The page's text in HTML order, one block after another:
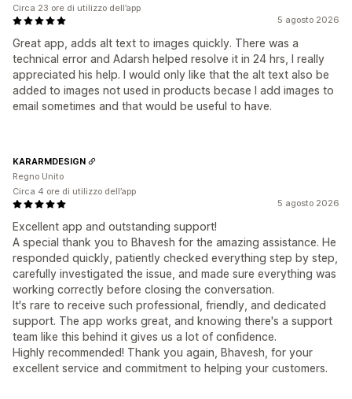
5 agosto 2026
Great app, adds alt text to images quickly. There was a
technical error and Adarsh helped resolve it in 24 hrs, I really
appreciated his help. I would only like that the alt text also be
added to images not used in products becase I add images to
email sometimes and that would be useful to have.
Circa 23 ore di utilizzo dell’app
5 agosto 2026
Excellent app and outstanding support!
A special thank you to Bhavesh for the amazing assistance. He
responded quickly, patiently checked everything step by step,
carefully investigated the issue, and made sure everything was
working correctly before closing the conversation.
It's rare to receive such professional, friendly, and dedicated
support. The app works great, and knowing there's a support
team like this behind it gives us a lot of confidence.
Highly recommended! Thank you again, Bhavesh, for your
excellent service and commitment to helping your customers.
KARARMDESIGN
Regno Unito
Circa 4 ore di utilizzo dell’app